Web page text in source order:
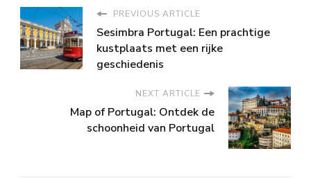
PREVIOUS ARTICLE
Sesimbra Portugal: Een prachtige
kustplaats met een rijke
geschiedenis
NEXT ARTICLE
Map of Portugal: Ontdek de
schoonheid van Portugal